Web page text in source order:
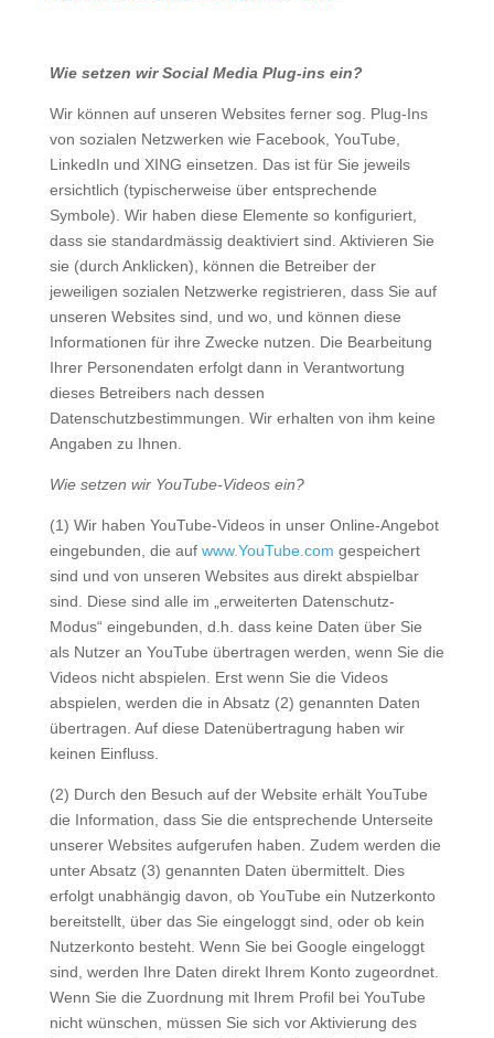
Wie setzen wir Social Media Plug-ins ein?
Wir können auf unseren Websites ferner sog. Plug-Ins
von sozialen Netzwerken wie Facebook, YouTube,
LinkedIn und XING einsetzen. Das ist für Sie jeweils
ersichtlich (typischerweise über entsprechende
Symbole). Wir haben diese Elemente so konfiguriert,
dass sie standardmässig deaktiviert sind. Aktivieren Sie
sie (durch Anklicken), können die Betreiber der
jeweiligen sozialen Netzwerke registrieren, dass Sie auf
unseren Websites sind, und wo, und können diese
Informationen für ihre Zwecke nutzen. Die Bearbeitung
Ihrer Personendaten erfolgt dann in Verantwortung
dieses Betreibers nach dessen
Datenschutzbestimmungen. Wir erhalten von ihm keine
Angaben zu Ihnen.
Wie setzen wir YouTube-Videos ein?
(1) Wir haben YouTube-Videos in unser Online-Angebot
eingebunden, die auf www.YouTube.com gespeichert
sind und von unseren Websites aus direkt abspielbar
sind. Diese sind alle im „erweiterten Datenschutz-
Modus“ eingebunden, d.h. dass keine Daten über Sie
als Nutzer an YouTube übertragen werden, wenn Sie die
Videos nicht abspielen. Erst wenn Sie die Videos
abspielen, werden die in Absatz (2) genannten Daten
übertragen. Auf diese Datenübertragung haben wir
keinen Einfluss.
(2) Durch den Besuch auf der Website erhält YouTube
die Information, dass Sie die entsprechende Unterseite
unserer Websites aufgerufen haben. Zudem werden die
unter Absatz (3) genannten Daten übermittelt. Dies
erfolgt unabhängig davon, ob YouTube ein Nutzerkonto
bereitstellt, über das Sie eingeloggt sind, oder ob kein
Nutzerkonto besteht. Wenn Sie bei Google eingeloggt
sind, werden Ihre Daten direkt Ihrem Konto zugeordnet.
Wenn Sie die Zuordnung mit Ihrem Profil bei YouTube
nicht wünschen, müssen Sie sich vor Aktivierung des